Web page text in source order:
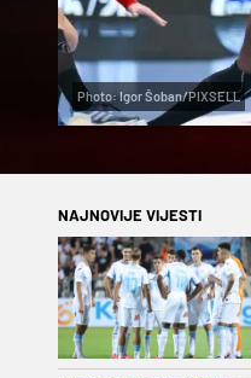
Photo: Igor Šoban/PIXSELL
NAJNOVIJE VIJESTI